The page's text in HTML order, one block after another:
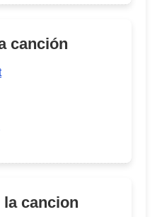
canción
cancion